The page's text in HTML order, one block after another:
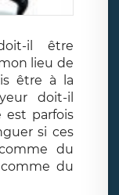
il être
lieu de
être à la
doit-il
est parfois
si ces
du
du